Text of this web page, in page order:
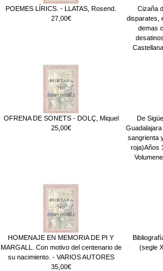
POEMES LÍRICS. - LLATAS, Rosend.
27,00€
Cizaña
disparates,
demas
OFRENA DE SONETS - DOLÇ, Miquel
25,00€
De
sangrienta
roja)Años
HOMENAJE EN MEMORIA DE PI Y
MARGALL. Con motivo del centenario de
su nacimiento. - VARIOS AUTORES
35,00€
(segle